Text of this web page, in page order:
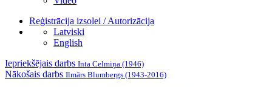
Reģistrācija izsolei / Autorizācija
Latviski
English
Iepriekšējais darbs Inta Celmiņa (1946)
Nākošais darbs Ilmārs Blumbergs (1943-2016)